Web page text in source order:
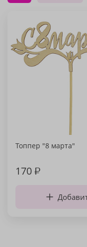
Топпер "8 марта"
170₽